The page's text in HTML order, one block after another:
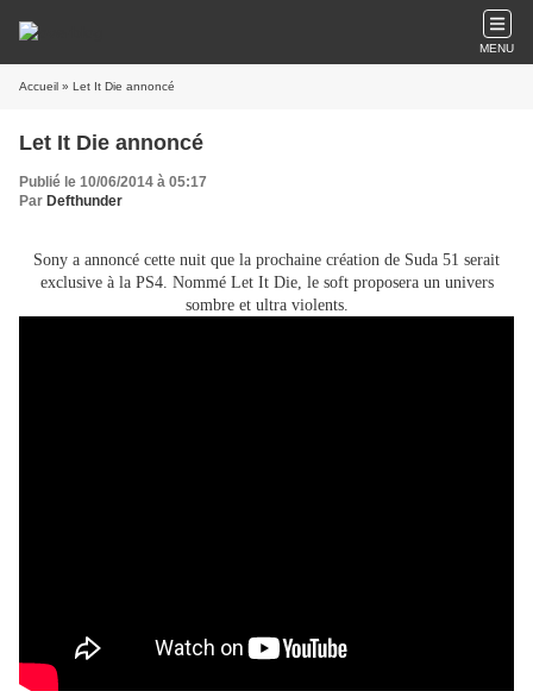
MENU
Accueil » Let It Die annoncé
Let It Die annoncé
Publié le 10/06/2014 à 05:17
Par Defthunder
Sony a annoncé cette nuit que la prochaine création de Suda 51 serait
exclusive à la PS4. Nommé Let It Die, le soft proposera un univers
sombre et ultra violents.